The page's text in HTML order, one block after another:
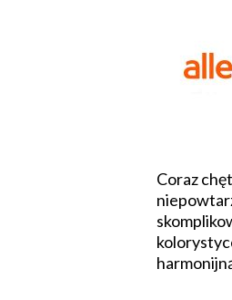
Coraz